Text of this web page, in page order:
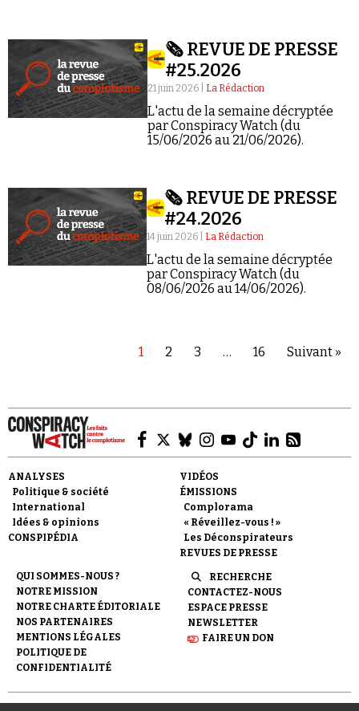
🗞️ REVUE DE PRESSE
#25.2026
21 juin 2026 | La Rédaction
L'actu de la semaine décryptée
par Conspiracy Watch (du
15/06/2026 au 21/06/2026).
🗞️ REVUE DE PRESSE
#24.2026
14 juin 2026 | La Rédaction
L'actu de la semaine décryptée
par Conspiracy Watch (du
08/06/2026 au 14/06/2026).
1 2 3 … 16 Suivant »
ANALYSES
Politique & société
International
Idées & opinions
CONSPIPÉDIA
VIDÉOS
ÉMISSIONS
Complorama
« Réveillez-vous ! »
Les Déconspirateurs
REVUES DE PRESSE
QUI SOMMES-NOUS ?
NOTRE MISSION
NOTRE CHARTE ÉDITORIALE
NOS PARTENAIRES
MENTIONS LÉGALES
POLITIQUE DE
CONFIDENTIALITÉ
RECHERCHE
CONTACTEZ-NOUS
ESPACE PRESSE
NEWSLETTER
FAIRE UN DON